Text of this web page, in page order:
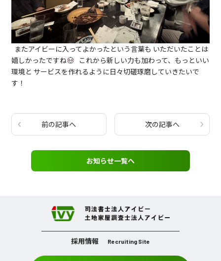
またアイビーに入ってよかったという言葉も いただいたことは
嬉しかったですね
これから新しい力も加わって、もっといい
環境と サービスを作れるように日々切磋琢磨していきたいで
す！
前の記事へ 次の記事へ
お知らせ一覧へ
採用情報 Recruiting Site